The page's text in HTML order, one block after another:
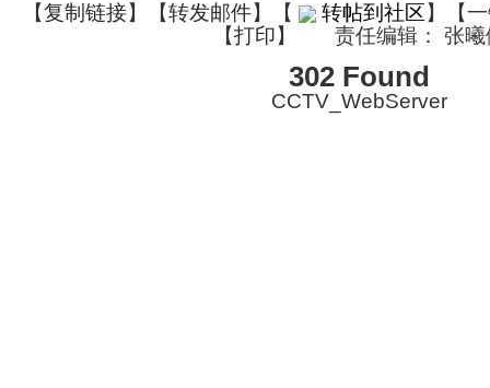
【复制链接】【转发邮件】 【 转帖到社区】【
【打印】 责任编辑： 张曦
302 Found
CCTV_WebServer